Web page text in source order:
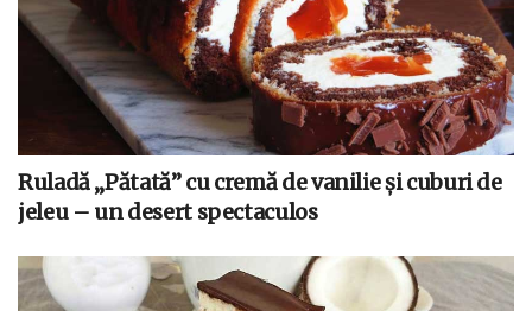
Ruladă „Pătată” cu cremă de vanilie și cuburi de
jeleu – un desert spectaculos